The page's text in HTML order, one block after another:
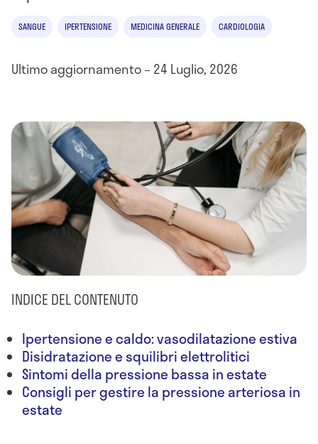
SANGUE IPERTENSIONE MEDICINA GENERALE CARDIOLOGIA
Ultimo aggiornamento – 24 Luglio, 2026
INDICE DEL CONTENUTO
Ipertensione e caldo: vasodilatazione estiva
Disidratazione e squilibri elettrolitici
Sintomi della pressione bassa in estate
Consigli per gestire la pressione arteriosa in
estate